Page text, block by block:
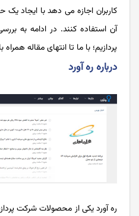
کاربران اجازه می دهد با ایجاد یک
آن استفاده کنند. در ادامه به
پردازیم؛ با ما تا انتهای مقاله همراه
درباره ره آورد
ره آورد یکی از محصولات شرکت